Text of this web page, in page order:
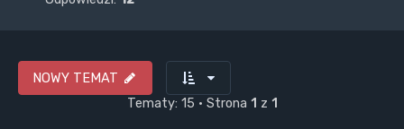
NOWY TEMAT
Tematy: 15 • Strona 1 z 1